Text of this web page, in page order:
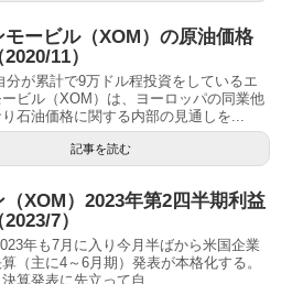
モービル（XOM）の原油価格
11）
分が累計で9万ドル程投資をしているエ
ビル（XOM）は、ヨーロッパの同業他
石油価格に関する内部の見通しを...
記事を読む
（XOM）2023年第2四半期利益
7）
年も7月に入り今月半ばから米国企業
（主に4～6月期）発表が本格化する。
算発表に先立って自...